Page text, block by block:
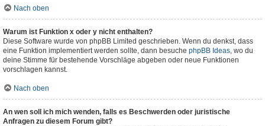
Nach oben
Warum ist Funktion x oder y nicht enthalten?
Diese Software wurde von phpBB Limited geschrieben. Wenn du denkst, dass
eine Funktion implementiert werden sollte, dann besuche phpBB Ideas, wo du
deine Stimme für bestehende Vorschläge abgeben oder neue Funktionen
vorschlagen kannst.
Nach oben
An wen soll ich mich wenden, falls es Beschwerden oder juristische
Anfragen zu diesem Forum gibt?